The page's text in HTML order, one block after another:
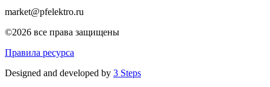
market@pfelektro.ru
©2026 все права защищены
Правила ресурса
Designed and developed by 3 Steps